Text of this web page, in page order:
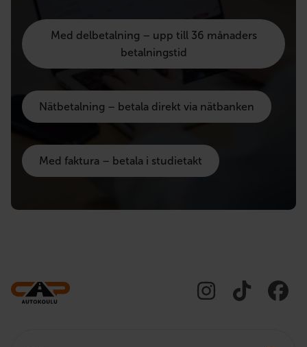
Med delbetalning – upp till 36 månaders
betalningstid
Nätbetalning – betala direkt via nätbanken
Med faktura – betala i studietakt